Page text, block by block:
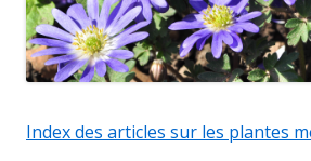
Index des articles sur les plantes